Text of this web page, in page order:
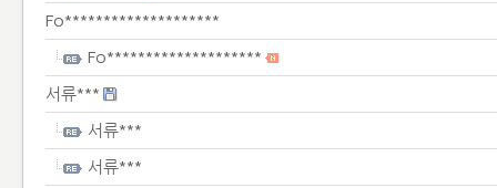
Fo********************
Fo********************
서류***
서류***
서류***